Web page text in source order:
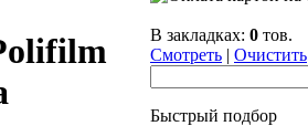
В закладках: 0 тов.
Смотреть | Очистить
Быстрый подбор